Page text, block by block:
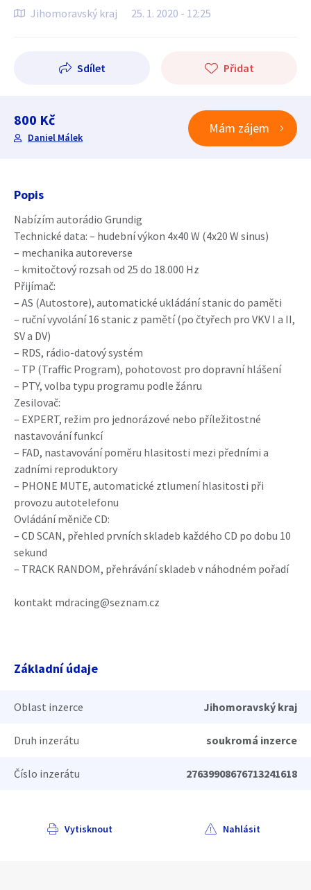
Jihomoravský kraj 25. 1. 2020 - 12:25
Sdílet Přidat
800 Kč
Daniel Málek
Mám zájem
Popis
Nabízím autorádio Grundig
Technické data: – hudební výkon 4x40 W (4x20 W sinus)
– mechanika autoreverse
– kmitočtový rozsah od 25 do 18.000 Hz
Přijímač:
– AS (Autostore), automatické ukládání stanic do paměti
– ruční vyvolání 16 stanic z pamětí (po čtyřech pro VKV I a II,
SV a DV)
– RDS, rádio-datový systém
– TP (Traffic Program), pohotovost pro dopravní hlášení
– PTY, volba typu programu podle žánru
Zesilovač:
– EXPERT, režim pro jednorázové nebo příležitostné
nastavování funkcí
– FAD, nastavování poměru hlasitosti mezi předními a
zadními reproduktory
– PHONE MUTE, automatické ztlumení hlasitosti při
provozu autotelefonu
Ovládání měniče CD:
– CD SCAN, přehled prvních skladeb každého CD po dobu 10
sekund
– TRACK RANDOM, přehrávání skladeb v náhodném pořadí
kontakt mdracing@seznam.cz
Základní údaje
Oblast inzerce Jihomoravský kraj
Druh inzerátu soukromá inzerce
Číslo inzerátu 27639908676713241618
Vytisknout Nahlásit